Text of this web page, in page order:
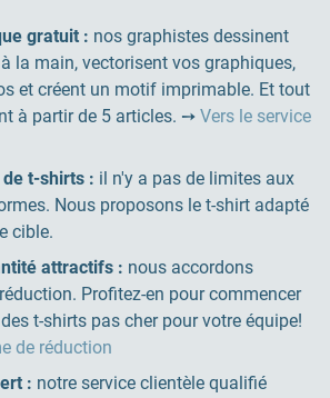
gratuit : nos graphistes dessinent
la main, vectorisent vos graphiques,
et créent un motif imprimable. Et tout
à partir de 5 articles. ➙ Vers le service
t-shirts : il n'y a pas de limites aux
Nous proposons le t-shirt adapté
cible.
attractifs : nous accordons
Profitez-en pour commencer
t-shirts pas cher pour votre équipe!
de réduction
: notre service clientèle qualifié